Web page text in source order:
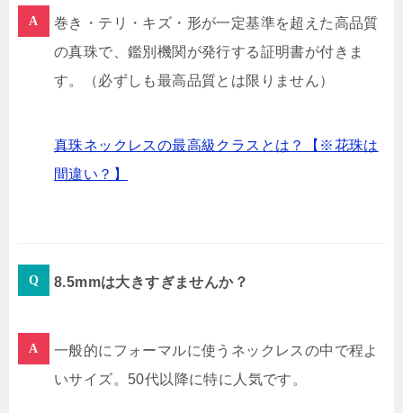
巻き・テリ・キズ・形が一定基準を超えた高品質
の真珠で、鑑別機関が発行する証明書が付きま
す。（必ずしも最高品質とは限りません）
真珠ネックレスの最高級クラスとは？【※花珠は
間違い？】
8.5mmは大きすぎませんか？
一般的にフォーマルに使うネックレスの中で程よ
いサイズ。50代以降に特に人気です。